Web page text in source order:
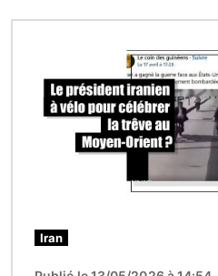
Iran